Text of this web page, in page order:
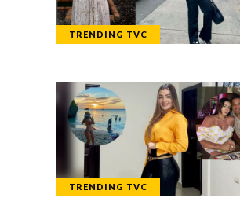
TRENDING TVC
TRENDING TVC